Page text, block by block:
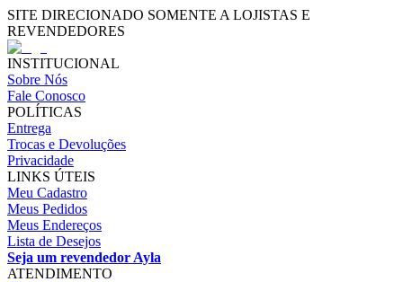
SITE DIRECIONADO SOMENTE A LOJISTAS E
REVENDEDORES
INSTITUCIONAL
Sobre Nós
Fale Conosco
POLÍTICAS
Entrega
Trocas e Devoluções
Privacidade
LINKS ÚTEIS
Meu Cadastro
Meus Pedidos
Meus Endereços
Lista de Desejos
Seja um revendedor Ayla
ATENDIMENTO